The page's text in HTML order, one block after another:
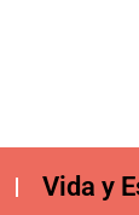
Vida y